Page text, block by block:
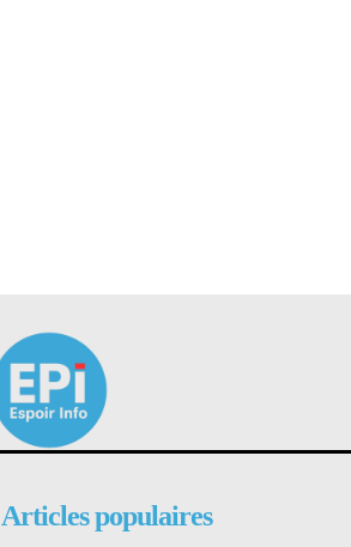
Articles populaires